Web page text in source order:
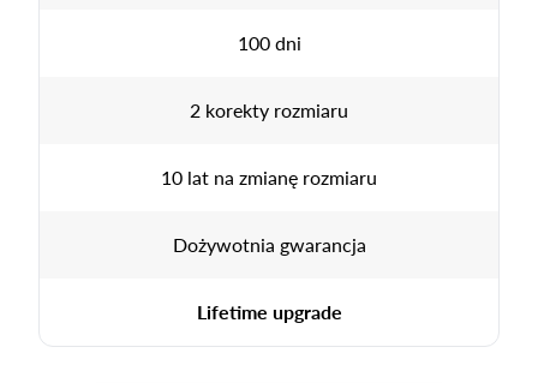
100 dni
2 korekty rozmiaru
10 lat na zmianę rozmiaru
Dożywotnia gwarancja
Lifetime upgrade